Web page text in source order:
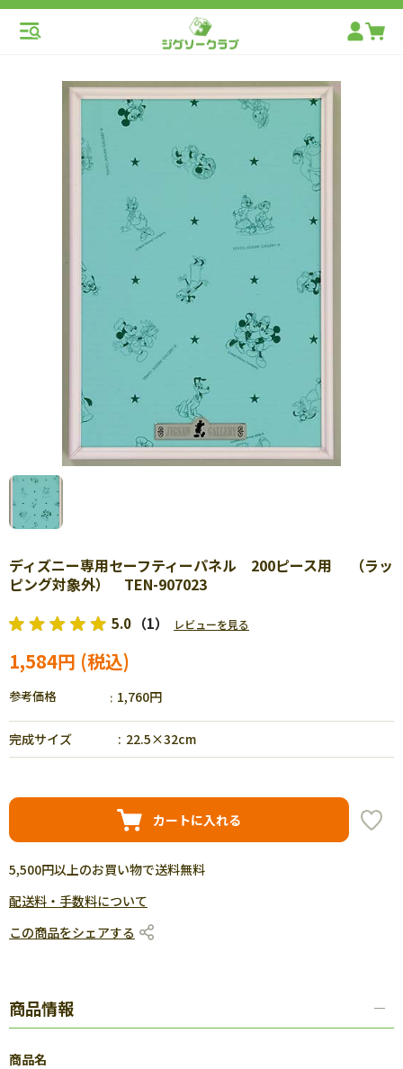
ディズニー専用セーフティーパネル 200ピース用 （ラッ
ピング対象外） TEN-907023
5.0 （1） レビューを見る
1,584円
参考価格 1,760円
完成サイズ 22.5×32cm
カートに入れる
5,500円以上のお買い物で送料無料
配送料・手数料について
この商品をシェアする
商品情報
商品名